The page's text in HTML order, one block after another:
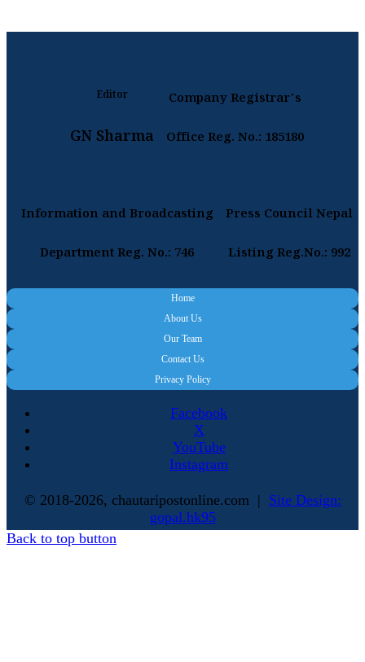
Editor
GN Sharma
Company Registrar's
Office Reg. No.: 185180
Information and Broadcasting
Department Reg. No.: 746
Press Council Nepal
Listing Reg.No.: 992
Home
About Us
Our Team
Contact Us
Privacy Policy
Facebook
X
YouTube
Instagram
© 2018-2026, chautaripostonline.com | Site Design:
gopal.hk95
Back to top button